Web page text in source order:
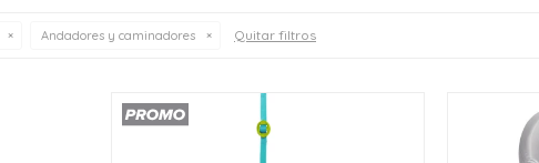
Andadores y caminadores Quitar filtros